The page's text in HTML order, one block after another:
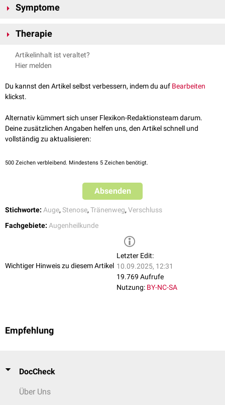
Angeborenen Stenosen der Tränenwege liegt meist eine Persistenz der
das Abfließen der Tränenflüssigkeit in Richtung Nase. Die erworbene
Tränenwegstenose ist in der Regel die Folge einer
häufig bei Neugeborenen und Säuglingen auf (
neonatorum ).
Symptome
Lidwinkels auf, die je nach Dauer und Intensität des Verschlusses
Therapie
Der erste Ansatz besteht darin, durch punktuellen Druck von außen den
Verschluss zu beseitigen. Verläuft dies erfolglos, muss eine Sondierung
den Tränenkanal eingeführt und erweitert die Tränenwege. Dies
geschieht gewöhnlich unter
Lokalanästhesie
Artikelinhalt ist veraltet?
Hier melden
Du kannst den Artikel selbst verbessern, indem du auf Bearbeiten
klickst.
Alternativ kümmert sich unser Flexikon-Redaktionsteam darum.
Deine zusätzlichen Angaben helfen uns, den Artikel schnell und
vollständig zu aktualisieren:
500 Zeichen verbleibend. Mindestens 5 Zeichen benötigt.
Absenden
Stichworte: Auge, Stenose, Tränenweg, Verschluss
Fachgebiete: Augenheilkunde
Wichtiger Hinweis zu diesem Artikel
Letzter Edit:
10.09.2025, 12:31
19.769 Aufrufe
Nutzung: BY-NC-SA
Empfehlung
DocCheck
Über Uns